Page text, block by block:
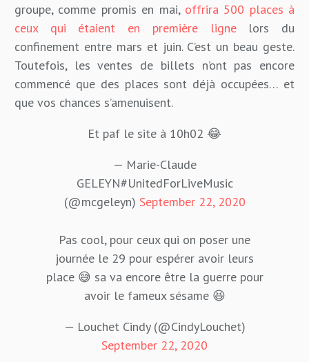
groupe, comme promis en mai, offrira 500 places à
ceux qui étaient en première lignelors du
confinement entre mars et juin. C’est un beau geste.
Toutefois, les ventes de billets n’ont pas encore
commencé que des places sont déjà occupées… et
que vos chances s’amenuisent.
Et paf le site à 10h02 😂
— Marie-Claude
GELEYN#UnitedForLiveMusic
(@mcgeleyn) September 22, 2020
Pas cool, pour ceux qui on poser une
journée le 29 pour espérer avoir leurs
place 😅 sa va encore être la guerre pour
avoir le fameux sésame 😆
— Louchet Cindy (@CindyLouchet)
September 22, 2020